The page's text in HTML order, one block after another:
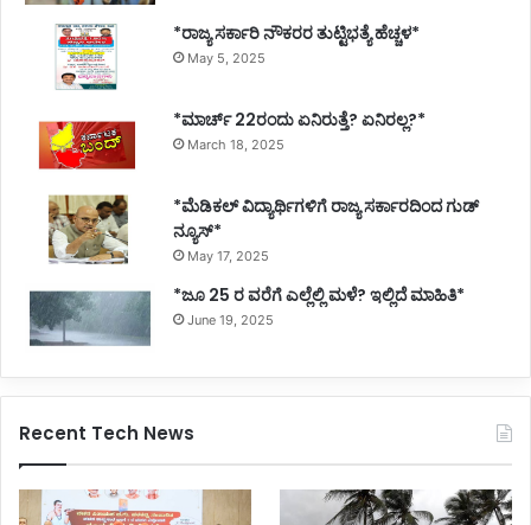
*ರಾಜ್ಯ ಸರ್ಕಾರಿ ನೌಕರರ ತುಟ್ಟಿಭತ್ಯೆ ಹೆಚ್ಚಳ*
May 5, 2025
*ಮಾರ್ಚ್ 22ರಂದು ಏನಿರುತ್ತೆ? ಏನಿರಲ್ಲ?*
March 18, 2025
*ಮೆಡಿಕಲ್ ವಿದ್ಯಾರ್ಥಿಗಳಿಗೆ ರಾಜ್ಯ ಸರ್ಕಾರದಿಂದ ಗುಡ್
ನ್ಯೂಸ್*
May 17, 2025
*ಜೂ 25 ರ ವರೆಗೆ ಎಲ್ಲೆಲ್ಲಿ ಮಳೆ? ಇಲ್ಲಿದೆ ಮಾಹಿತಿ*
June 19, 2025
Recent Tech News